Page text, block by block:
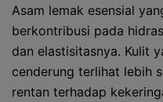
Asam lemak esensial
berkontribusi pada
dan elastisitasnya. Kulit
cenderung terlihat lebih
rentan terhadap